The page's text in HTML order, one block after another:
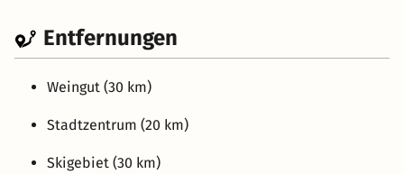
Entfernungen
Weingut (30 km)
Stadtzentrum (20 km)
Skigebiet (30 km)